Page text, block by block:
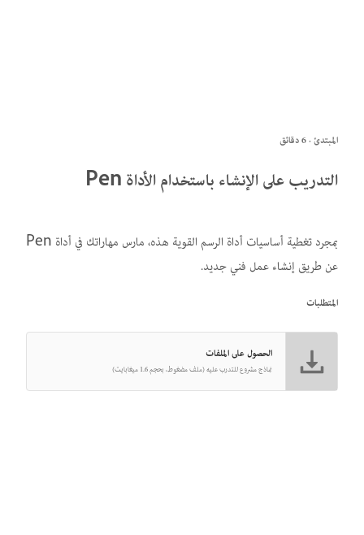
المبتدئ · 6 دقائق
التدريب على الإنشاء باستخدام الأداة Pen
بمجرد تغطية أساسيات أداة الرسم القوية هذه، مارس مهاراتك في أداة Pen
عن طريق إنشاء عمل فني جديد.
المتطلبات
الحصول على الملفات
نماذج مشروع للتدرب عليه (ملف مضغوط، بحجم 1.6 ميغابايت)